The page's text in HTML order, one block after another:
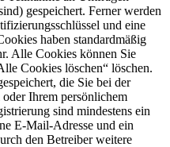
gespeichert. Ferner werden
und eine
haben standardmäßig
Alle Cookies können Sie
Cookies löschen“ löschen.
die Sie bei der
Ihrem persönlichem
sind mindestens ein
E-Mail-Adresse und ein
den Betreiber weitere